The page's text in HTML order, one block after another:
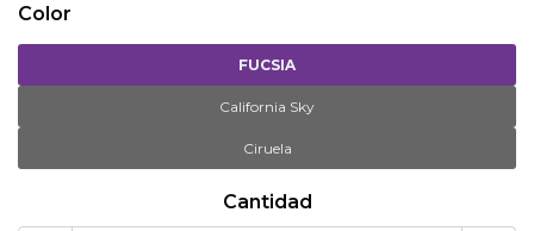
Color
FUCSIA
California Sky
Ciruela
Cantidad